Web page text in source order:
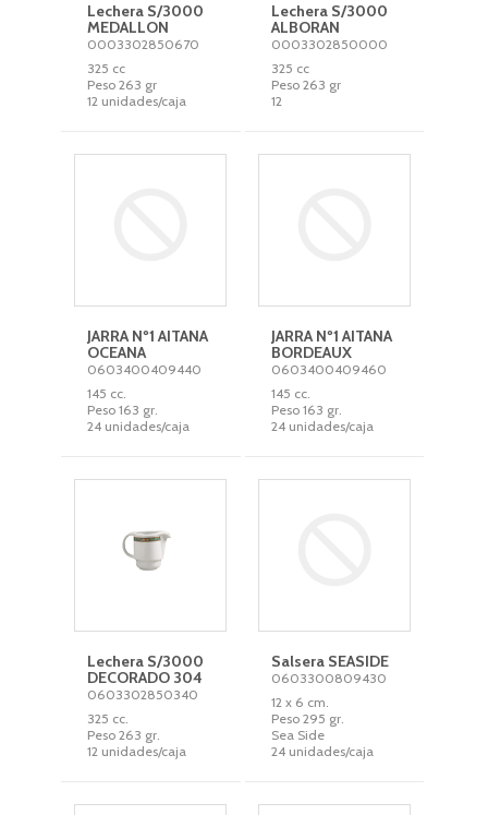
Lechera S/3000
MEDALLON
0003302850670
325 cc
Peso 263 gr
12 unidades/caja
Lechera S/3000
ALBORAN
0003302850000
325 cc
Peso 263 gr
12
JARRA Nº1 AITANA
OCEANA
0603400409440
145 cc.
Peso 163 gr.
24 unidades/caja
JARRA Nº1 AITANA
BORDEAUX
0603400409460
145 cc.
Peso 163 gr.
24 unidades/caja
Lechera S/3000
DECORADO 304
0603302850340
325 cc.
Peso 263 gr.
12 unidades/caja
Salsera SEASIDE
0603300809430
12 x 6 cm.
Peso 295 gr.
Sea Side
24 unidades/caja